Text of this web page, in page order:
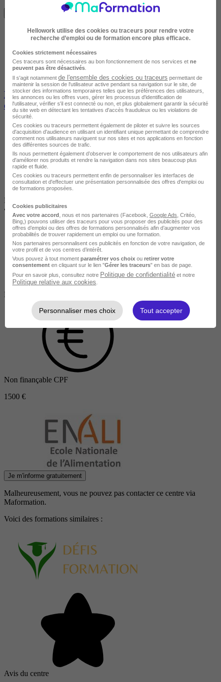
Je m'informe gratuitement
En présentiel Les fondamentaux de la diététique et
de la nutrition à Paris du 14 au 18 septembre 2026
PARIS
•
En centre / En entreprise
Entreprise
Non finançable CPF
1500 €
Je m'informe gratuitement
Malheureusement, vous ne pouvez pas contacter ce centre via
Maformation.
Voici des formations similaires :
Avis du centre
Hellowork utilise des cookies ou traceurs pour rendre votre
recherche d’emploi ou de formation encore plus efficace.
Cookies strictement nécessaires
Ces traceurs sont nécessaires au bon fonctionnement de nos services et ne
peuvent pas être désactivés
Il s'agit notamment de l'ensemble des cookies ou traceurs permettant de
maintenir la session de l'utilisateur active pendant sa navigation sur le site, de
stocker des informations temporaires telles que les préférences des utilisateurs,
les annonces ou les offres vues, gérer les processus d'identification de
l'utilisateur, vérifier s'il est connecté ou non, et plus globalement garantir la sécurité
du site web en détectant les tentatives d'accès frauduleux ou les violations de
sécurité.
Ces cookies ou traceurs permettent également de piloter et suivre les sources
d'acquisition d'audience en utilisant un identifiant unique permettant de comprendre
comment nos utilisateurs naviguent sur nos sites et nos applications en fonction
des différentes sources de trafic.
Ils nous permettent également d’observer le comportement de nos utilisateurs afin
d'améliorer nos produits et rendre la navigation dans nos sites beaucoup plus
rapide et fluide.
Ces cookies ou traceurs permettent enfin de personnaliser les interfaces de
consultation et d'effectuer une présentation personnalisée des offres d'emploi ou
de formations proposées.
Cookies publicitaires
Avec votre accord , nous et nos partenaires (Facebook, Google Ads , Critéo,
Bing,) pouvons utiliser des traceurs pour vous proposer des publicités pour des
offres d’emploi ou des offres de formations personnalisés afin d’augmenter vos
probabilités de trouver rapidement un emploi ou une formation.
Nos partenaires personnalisent ces publicités en fonction de votre navigation, de
votre profil et de vos centres d’intérêt.
Vous pouvez à tout moment paramétrer vos choix ou retirer votre
consentement en cliquant sur le lien "Gérer les traceurs" en bas de page.
Pour en savoir plus, consultez notre Politique de confidentialité et notre
Politique relative aux cookies
Personnaliser mes choix Tout accepter